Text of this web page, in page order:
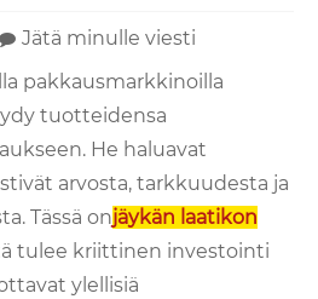
Jätä minulle viesti
pakkausmarkkinoilla
tuotteidensa
He haluavat
arvosta, tarkkuudesta ja
Tässä onjäykän laatikon
tulee kriittinen investointi
ylellisiä